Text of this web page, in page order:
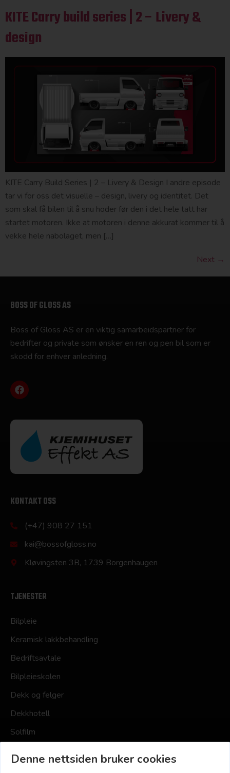
KITE Carry build series | 2 – Livery &
design
KITE Carry Build Series | 2 – Livery & Design I andre episode
tar vi for oss det visuelle – design, livery og identitet. Det
som skal få bilen til å snu hoder før den i det hele tatt har
startet motoren. Ikke at motoren i denne akkurat kommer til å
vekke hele nabolaget, men […]
Next →
BOSS OF GLOSS AS
Boss of Gloss AS er en viktig samarbeidspartner for
bedrifter og private som ønsker en ren og pen bil som er
skodd for enhver anledning.
KONTAKT OSS
(+47) 908 27 151
kai@bossofgloss.no
Kløvingsten 3B, 1739 Borgenhaugen
TJENESTER
Bilpleie
Keramisk lakkbehandling
Bedriftsavtale
Bilpleieskolen
Dekk og felger
Dekkhotell
Solfilm
Denne nettsiden bruker cookies